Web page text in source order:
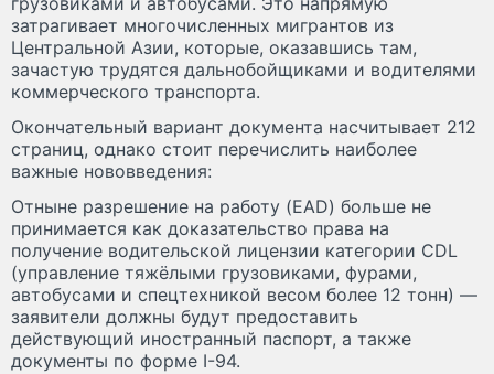
затрагивает многочисленных мигрантов из
Центральной Азии, которые, оказавшись там,
зачастую трудятся дальнобойщиками и водителями
коммерческого транспорта.
Окончательный вариант документа насчитывает 212
страниц, однако стоит перечислить наиболее
важные нововведения:
Отныне разрешение на работу (EAD) больше не
принимается как доказательство права на
получение водительской лицензии категории CDL
(управление тяжёлыми грузовиками, фурами,
автобусами и спецтехникой весом более 12 тонн) —
заявители должны будут предоставить
действующий иностранный паспорт, а также
документы по форме I-94.